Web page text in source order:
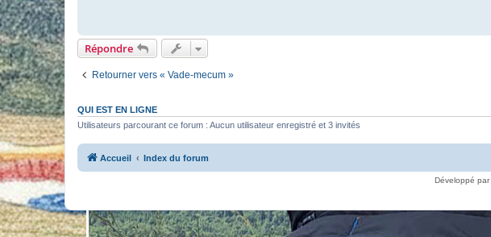
Répondre
Retourner vers « Vade-mecum »
QUI EST EN LIGNE
Utilisateurs parcourant ce forum : Aucun utilisateur enregistré et 3 invités
Accueil Index du forum
Développé par